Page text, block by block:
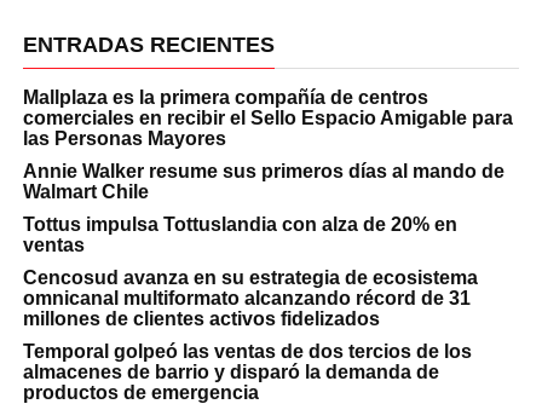
ENTRADAS RECIENTES
Mallplaza es la primera compañía de centros
comerciales en recibir el Sello Espacio Amigable para
las Personas Mayores
Annie Walker resume sus primeros días al mando de
Walmart Chile
Tottus impulsa Tottuslandia con alza de 20% en
ventas
Cencosud avanza en su estrategia de ecosistema
omnicanal multiformato alcanzando récord de 31
millones de clientes activos fidelizados
Temporal golpeó las ventas de dos tercios de los
almacenes de barrio y disparó la demanda de
productos de emergencia